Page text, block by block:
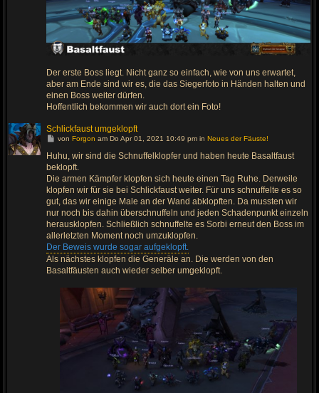
Der erste Boss liegt. Nicht ganz so einfach, wie von uns erwartet,
aber am Ende sind wir es, die das Siegerfoto in Händen halten und
einen Boss weiter dürfen.
Hoffentlich bekommen wir auch dort ein Foto!
Schlickfaust umgeklopft
G
h
e
z
u
l
e
z
t
e
n
B
e
i
t
von Forgon am Do Apr 01, 2021 10:49 pm in Neues der Fäuste!
Huhu, wir sind die Schnuffelklopfer und haben heute Basaltfaust
beklopft.
Die armen Kämpfer klopfen sich heute einen Tag Ruhe. Derweile
klopfen wir für sie bei Schlickfaust weiter. Für uns schnuffelte es so
gut, das wir einige Male an der Wand abklopften. Da mussten wir
nur noch bis dahin überschnuffeln und jeden Schadenpunkt einzeln
herausklopfen. Schließlich schnuffelte es Sorbi erneut den Boss im
allerletzten Moment noch umzuklopfen.
Der Beweis wurde sogar aufgeklopft.
Als nächstes klopfen die Generäle an. Die werden von den
Basaltfäusten auch wieder selber umgeklopft.